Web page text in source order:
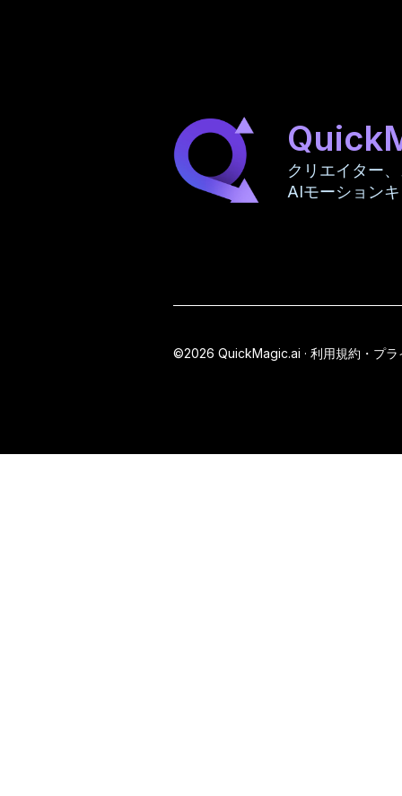
クリエイター
AIモーション
©2026 QuickMagic.ai · 利用規約・プラ